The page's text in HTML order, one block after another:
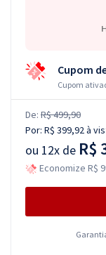
Cupom
Cupom
De: R$ 499,90
Por: R$ 399,92à
ou 12x de R$
Economize R$